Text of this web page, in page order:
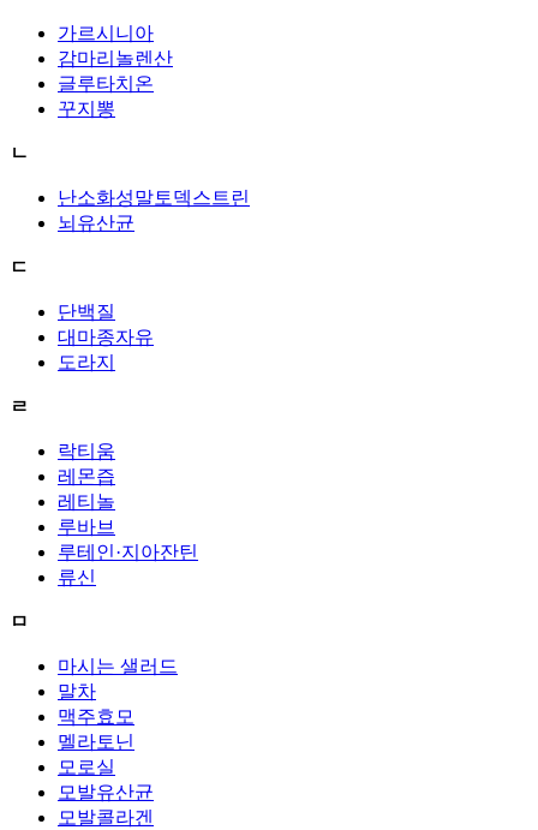
가르시니아
감마리놀렌산
글루타치온
꾸지뽕
ㄴ
난소화성말토덱스트린
뇌유산균
ㄷ
단백질
대마종자유
도라지
ㄹ
락티움
레몬즙
레티놀
루바브
루테인·지아잔틴
류신
ㅁ
마시는 샐러드
말차
맥주효모
멜라토닌
모로실
모발유산균
모발콜라겐